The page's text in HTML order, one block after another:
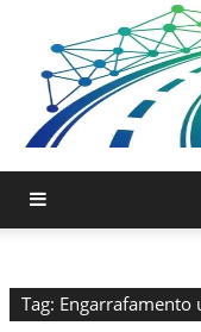
Tag: Engarrafamento